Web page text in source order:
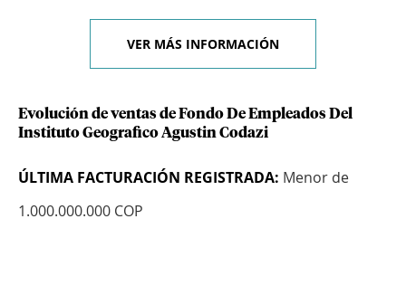
VER MÁS INFORMACIÓN
Evolución de ventas de Fondo De Empleados Del
Instituto Geografico Agustin Codazi
ÚLTIMA FACTURACIÓN REGISTRADA: Menor de
1.000.000.000 COP